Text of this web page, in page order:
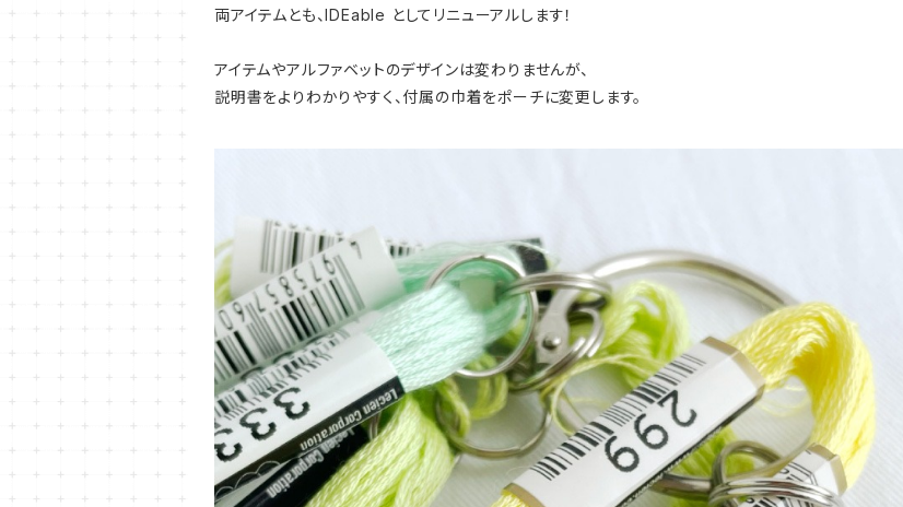
両アイテムとも、IDEable としてリニューアルします！
アイテムやアルファベットのデザインは変わりませんが、
説明書をよりわかりやすく、付属の巾着をポーチに変更します。